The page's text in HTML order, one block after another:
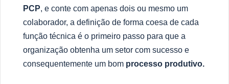
PCP, e conte com apenas dois ou mesmo um
colaborador, a definição de forma coesa de cada
função técnica é o primeiro passo para que a
organização obtenha um setor com sucesso e
consequentemente um bom processo produtivo.